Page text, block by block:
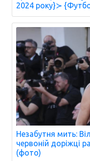
2024 року}≻
Незабутня мить:
червоній доріжці
(фото)